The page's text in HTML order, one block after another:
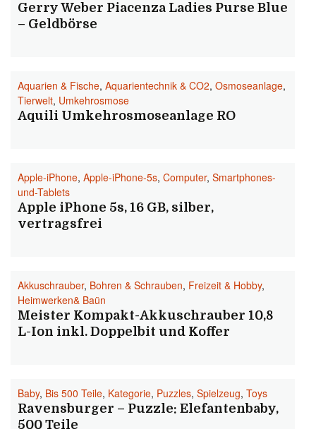
Gerry Weber Piacenza Ladies Purse Blue
– Geldbörse
Aquarien & Fische, Aquarientechnik & CO2, Osmoseanlage,
Tierwelt, Umkehrosmose
Aquili Umkehrosmoseanlage RO
Apple-iPhone, Apple-iPhone-5s, Computer, Smartphones-
und-Tablets
Apple iPhone 5s, 16 GB, silber,
vertragsfrei
Akkuschrauber, Bohren & Schrauben, Freizeit & Hobby,
Heimwerken& Baün
Meister Kompakt-Akkuschrauber 10,8
L-Ion inkl. Doppelbit und Koffer
Baby, Bis 500 Teile, Kategorie, Puzzles, Spielzeug, Toys
Ravensburger – Puzzle: Elefantenbaby,
500 Teile